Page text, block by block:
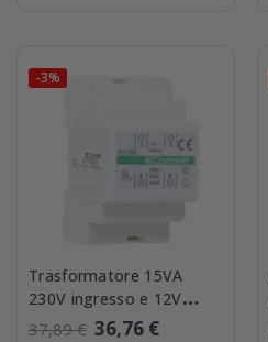
-3%
Trasformatore 15VA
230V ingresso e 12V
uscita Comelit 1200
37,89 € 36,76 €